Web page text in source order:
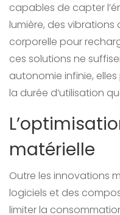
capables de capter
lumière, des
corporelle pour
ces solutions ne
autonomie infinie,
la durée d’utilisation
matérielle
Outre les innovations
logiciels et des
limiter la